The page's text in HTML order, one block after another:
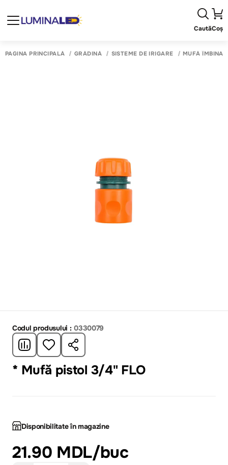
CautăCoș
PAGINA PRINCIPALĂ GRĂDINĂ SISTEME DE IRIGARE MUFĂ
Codul produsului : 0330079
* Mufă pistol 3/4" FLO
Disponibilitate în magazine
21.90 MDL/buc